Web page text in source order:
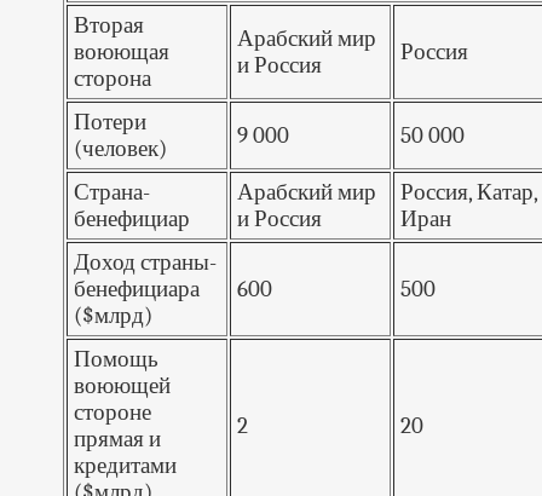
Вторая
воюющая
сторона
Арабский мир
и Россия
Россия
Потери
(человек)
9 000 50 000
Страна-
бенефициар
Арабский мир
и Россия
Россия, Катар,
Иран
Доход страны-
бенефициара
($млрд)
600 500
Помощь
воюющей
стороне
прямая и
кредитами
2 20